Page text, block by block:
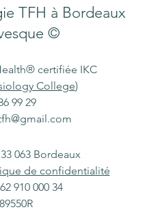
g
r
a
TFH à Bordeaux
©
certifiée IKC
College)
99 29
063 Bordeaux
de confidentialité
910 000 34